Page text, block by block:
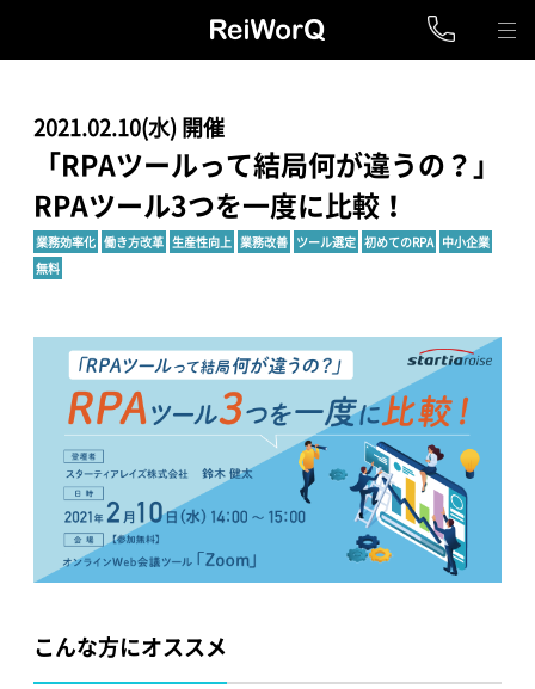
2021.02.10(水) 開催
「RPAツールって結局何が違うの？」
RPAツール3つを一度に比較！
業務効率化 働き方改革 生産性向上 業務改善 ツール選定 初めてのRPA 中小企業
無料
こんな方にオススメ